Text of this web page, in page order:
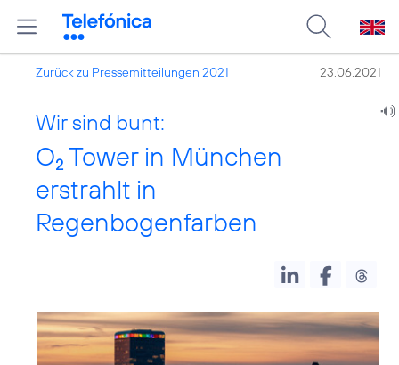
Zurück zu Pressemitteilungen 2021 23.06.2021
Wir sind bunt:
O2 Tower in München
erstrahlt in
Regenbogenfarben